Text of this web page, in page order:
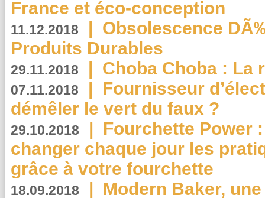
France et éco-conception
11.12.2018 | Obsolescence
Produits Durables
29.11.2018 | Choba Choba : La
07.11.2018 | Fournisseur
démêler le vert du faux ?
29.10.2018 | Fourchette Power
changer chaque jour les
grâce à votre fourchette
18.09.2018 | Modern Baker,